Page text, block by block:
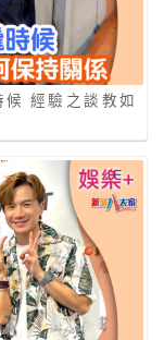
經驗之談教如